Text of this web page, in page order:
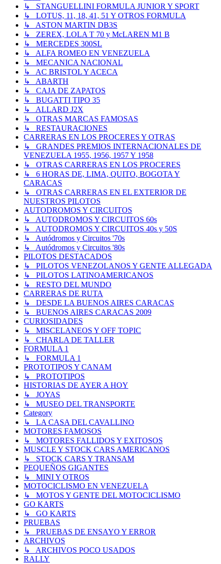
↳ STANGUELLINI FORMULA JUNIOR Y SPORT
↳ LOTUS, 11, 18, 41, 51 Y OTROS FORMULA
↳ ASTON MARTIN DB3S
↳ ZEREX, LOLA T 70 y McLAREN M1 B
↳ MERCEDES 300SL
↳ ALFA ROMEO EN VENEZUELA
↳ MECANICA NACIONAL
↳ AC BRISTOL Y ACECA
↳ ABARTH
↳ CAJA DE ZAPATOS
↳ BUGATTI TIPO 35
↳ ALLARD J2X
↳ OTRAS MARCAS FAMOSAS
↳ RESTAURACIONES
CARRERAS EN LOS PROCERES Y OTRAS
↳ GRANDES PREMIOS INTERNACIONALES DE
VENEZUELA 1955, 1956, 1957 Y 1958
↳ OTRAS CARRERAS EN LOS PROCERES
↳ 6 HORAS DE, LIMA, QUITO, BOGOTA Y
CARACAS
↳ OTRAS CARRERAS EN EL EXTERIOR DE
NUESTROS PILOTOS
AUTODROMOS Y CIRCUITOS
↳ AUTODROMOS Y CIRCUITOS 60s
↳ AUTODROMOS Y CIRCUITOS 40s y 50S
↳ Autódromos y Circuitos '70s
↳ Autódromos y Circuitos '80s
PILOTOS DESTACADOS
↳ PILOTOS VENEZOLANOS Y GENTE ALLEGADA
↳ PILOTOS LATINOAMERICANOS
↳ RESTO DEL MUNDO
CARRERAS DE RUTA
↳ DESDE LA BUENOS AIRES CARACAS
↳ BUENOS AIRES CARACAS 2009
CURIOSIDADES
↳ MISCELANEOS Y OFF TOPIC
↳ CHARLA DE TALLER
FORMULA 1
↳ FORMULA 1
PROTOTIPOS Y CANAM
↳ PROTOTIPOS
HISTORIAS DE AYER A HOY
↳ JOYAS
↳ MUSEO DEL TRANSPORTE
Category
↳ LA CASA DEL CAVALLINO
MOTORES FAMOSOS
↳ MOTORES FALLIDOS Y EXITOSOS
MUSCLE Y STOCK CARS AMERICANOS
↳ STOCK CARS Y TRANSAM
PEQUEÑOS GIGANTES
↳ MINI Y OTROS
MOTOCICLISMO EN VENEZUELA
↳ MOTOS Y GENTE DEL MOTOCICLISMO
GO KARTS
↳ GO KARTS
PRUEBAS
↳ PRUEBAS DE ENSAYO Y ERROR
ARCHIVOS
↳ ARCHIVOS POCO USADOS
RALLY